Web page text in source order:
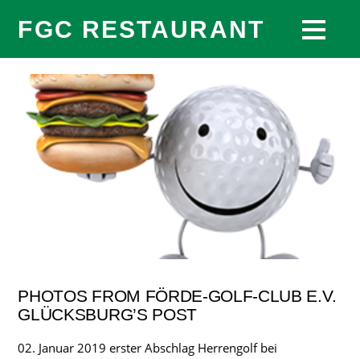
FGC RESTAURANT
PHOTOS FROM FÖRDE-GOLF-CLUB E.V.
GLÜCKSBURG’S POST
02. Januar 2019 erster Abschlag Herrengolf bei